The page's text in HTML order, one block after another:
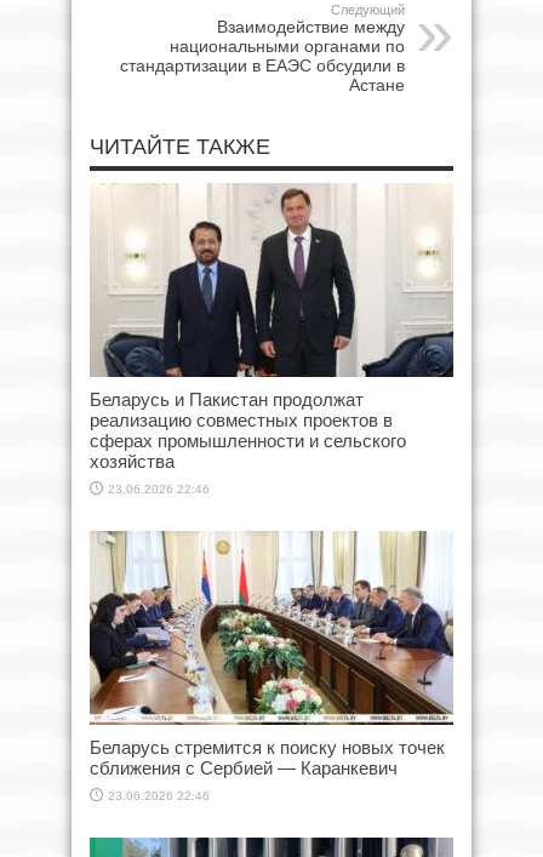
Следующий
Взаимодействие между
национальными органами по
стандартизации в ЕАЭС обсудили в
Астане
ЧИТАЙТЕ ТАКЖЕ
Беларусь и Пакистан продолжат
реализацию совместных проектов в
сферах промышленности и сельского
хозяйства
23.06.2026 22:46
Беларусь стремится к поиску новых точек
сближения с Сербией — Каранкевич
23.06.2026 22:46